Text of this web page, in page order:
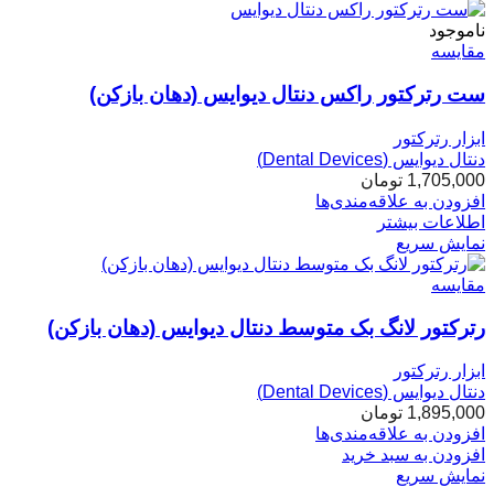
ناموجود
مقایسه
ست رترکتور راکس دنتال دیوایس (دهان بازکن)
ابزار رترکتور
دنتال دیوایس (Dental Devices)
1,705,000 تومان
افزودن به علاقه‌مندی‌ها
اطلاعات بیشتر
نمایش سریع
مقایسه
رترکتور لانگ بک متوسط دنتال دیوایس (دهان بازکن)
ابزار رترکتور
دنتال دیوایس (Dental Devices)
1,895,000 تومان
افزودن به علاقه‌مندی‌ها
افزودن به سبد خرید
نمایش سریع